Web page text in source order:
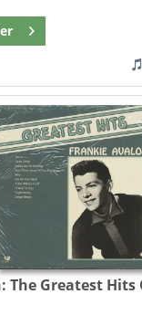
The Greatest Hits